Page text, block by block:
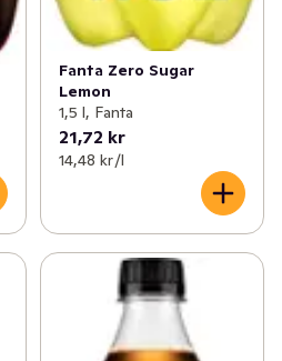
Fanta Zero Sugar
Lemon
1,5 l, Fanta
21,72 kr
14,48 kr /l